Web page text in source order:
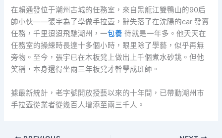
在賴通發位于潮州古城的任務室，來自黑龍江雙鴨山的90后
帥小伙——張宇為了學做手拉壺，辭失落了在沈陽的car 發賣
任務，千里迢迢飛馳潮州，一包養 待就是一年多。他天天在
任務室的操練時長達十多個小時，眼里除了學藝，似乎再無
旁物。至今，張宇已在木板凳上做出上千個煮水砂銚。但他
笑稱，本身還得坐兩三年板凳才幹學成班師。
據最新統計，老字號開放授藝以來的十年間，已帶動潮州市
手拉壺從業者從幾百人增添至兩三千人。